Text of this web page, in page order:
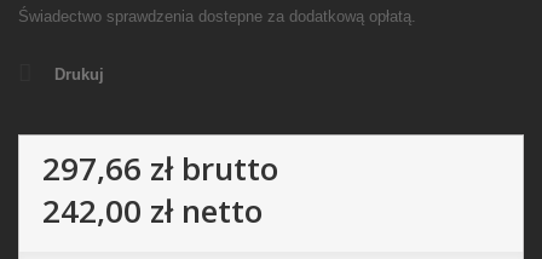
Świadectwo sprawdzenia dostepne za dodatkową opłatą.
Drukuj
297,66 złbrutto
242,00 złnetto